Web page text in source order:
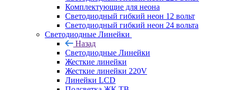
Комплектующие для неона
Светодиодный гибкий неон 12 вольт
Светодиодный гибкий неон 24 вольта
Светодиодные Линейки
Назад
Светодиодные Линейки
Жесткие линейки
Жесткие линейки 220V
Линейки LCD